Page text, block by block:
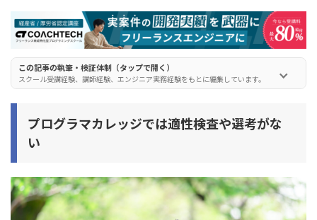
選考無し＆受講条件無しのスクール② 侍エンジニア
選考無し＆受講条件無しのスクール③ tech boost(テック
ブースト)
【受講条件を分かりやすく解説】
この記事の執筆・検証体制（タップで開く）
スクール受講経験、講師経験、エンジニア実務経験をもとに編集しています。
プログラマカレッジでは適性検査や選考がな
い